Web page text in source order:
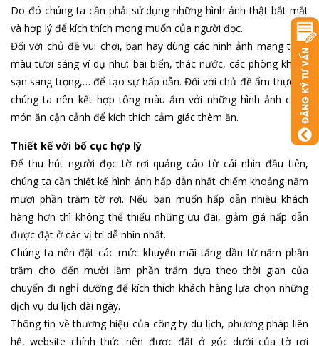
Do đó chúng ta cần phải sử dụng những hình ảnh thật bắt mắt
và hợp lý để kích thích mong muốn của người đọc.
Đối với chủ đề vui chơi, bạn hãy dùng các hình ảnh mang tông
màu tươi sáng ví dụ như: bãi biển, thác nước, các phòng khách
sạn sang trọng,… để tạo sự hấp dẫn. Đối với chủ đề ẩm thực thì
chúng ta nên kết hợp tông màu ấm với những hình ảnh chụp
món ăn cận cảnh để kích thích cảm giác thèm ăn.
Thiết kế với bố cục hợp lý
Để thu hút người đọc tờ rơi quảng cáo từ cái nhìn đầu tiên,
chúng ta cần thiết kế hình ảnh hấp dẫn nhất chiếm khoảng năm
mươi phần trăm tờ rơi. Nếu bạn muốn hấp dẫn nhiều khách
hàng hơn thì không thể thiếu những ưu đãi, giảm giá hấp dẫn
được đặt ở các vị trí dễ nhìn nhất.
Chúng ta nên đặt các mức khuyến mãi tăng dần từ năm phần
trăm cho đến mười lăm phần trăm dựa theo thời gian của
chuyến đi nghỉ dưỡng để kích thích khách hàng lựa chọn những
dịch vụ du lịch dài ngày.
Thông tin về thương hiệu của công ty du lịch, phương pháp liên
hệ, website chính thức nên được đặt ở góc dưới của tờ rơi